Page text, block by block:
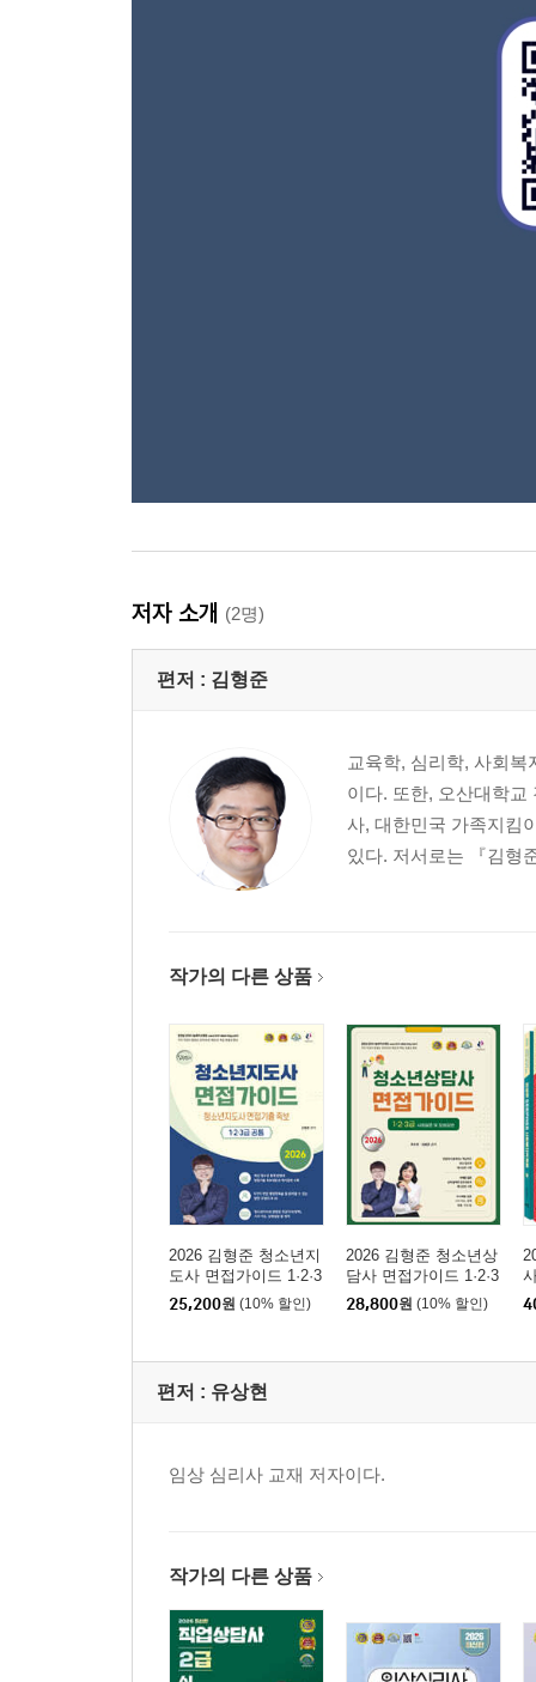
저자 소개 (2명)
편저 : 김형준
교육학, 심리학, 사회
이다. 또한, 오산대학
사, 대한민국 가족지킴
있다. 저서로는 『김형
작가의 다른 상품
2026 김형준 청소년지
도사 면접가이드 1·2·3
급
25,200원 (10% 할인)
2026 김형준 청소년상
담사 면접가이드 1·2·3
급 사례질문 및 모범답
28,800원 (10% 할인)
편저 : 유상현
임상 심리사 교재 저자이다.
작가의 다른 상품